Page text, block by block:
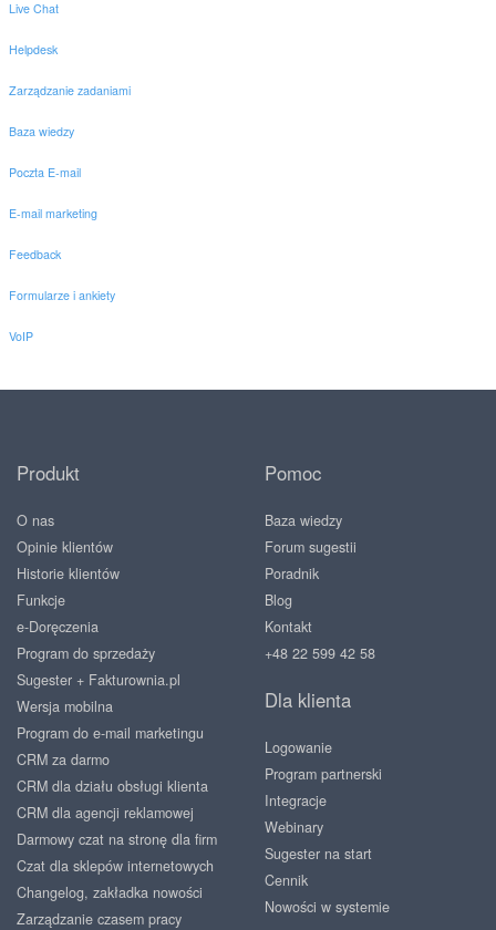
Live Chat
Helpdesk
Zarządzanie zadaniami
Baza wiedzy
Poczta E-mail
E-mail marketing
Feedback
Formularze i ankiety
VoIP
Produkt
O nas
Opinie klientów
Historie klientów
Funkcje
e-Doręczenia
Program do sprzedaży
Sugester + Fakturownia.pl
Wersja mobilna
Program do e-mail marketingu
CRM za darmo
CRM dla działu obsługi klienta
CRM dla agencji reklamowej
Darmowy czat na stronę dla firm
Czat dla sklepów internetowych
Changelog, zakładka nowości
Zarządzanie czasem pracy
Pomoc
Baza wiedzy
Forum sugestii
Poradnik
Blog
Kontakt
+48 22 599 42 58
Dla klienta
Logowanie
Program partnerski
Integracje
Webinary
Sugester na start
Cennik
Nowości w systemie